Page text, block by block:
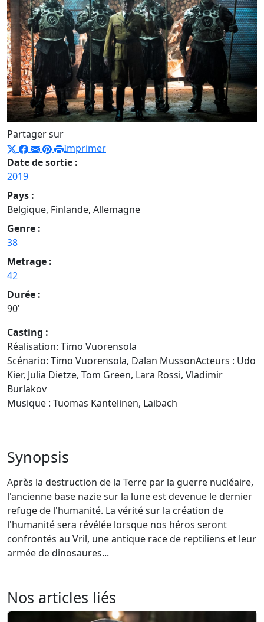
Partager sur
Imprimer
Date de sortie :
2019
Pays :
Belgique, Finlande, Allemagne
Genre :
38
Metrage :
42
Durée :
90'
Casting :
Réalisation: Timo Vuorensola
Scénario: Timo Vuorensola, Dalan MussonActeurs : Udo
Kier, Julia Dietze, Tom Green, Lara Rossi, Vladimir
Burlakov
Musique : Tuomas Kantelinen, Laibach
Synopsis
Après la destruction de la Terre par la guerre nucléaire,
l'ancienne base nazie sur la lune est devenue le dernier
refuge de l'humanité. La vérité sur la création de
l'humanité sera révélée lorsque nos héros seront
confrontés au Vril, une antique race de reptiliens et leur
armée de dinosaures...
Nos articles liés